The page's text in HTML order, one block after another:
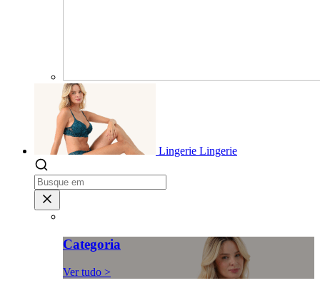
Lingerie Lingerie
Categoria
Ver tudo >